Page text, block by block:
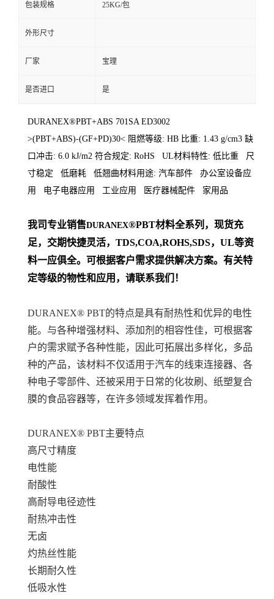
包装规格 25KG/包
外形尺寸
厂家 宝理
是否进口 是
DURANEX®PBT+ABS 701SA ED3002
>(PBT+ABS)-(GF+PD)30< 阻燃等级: HB 比重: 1.43 g/cm3 缺
口冲击: 6.0 kJ/m2 符合规定: RoHS UL材料特性: 低比重 尺
寸稳定 低磨耗 低翘曲材料用途: 汽车部件 办公室设备应
用 电子电器应用 工业应用 医疗器械配件 家用品
我司专业销售DURANEX®PBT材料全系列 ，现货充
足，交期快捷灵活，TDS,COA,ROHS,SDS，UL等资
料一应俱全。可根据客户需求提供解决方案。 有关特
定等级的物性和应用，请联系我们！
DURANEX® PBT的特点是具有耐热性和优异的电性
能。与各种增强材料、添加剂的相容性佳，可根据客
户的需求赋予各种性能，因此可拓展出多样化，多品
种的产品，该材料不仅适用于汽车的线束连接器、各
种电子零部件、还被采用于日常的化妆刷、纸塑复合
膜的食品容器等，在许多领域发挥着作用。
DURANEX® PBT主要特点
高尺寸精度
电性能
耐酸性
高耐导电径迹性
耐热冲击性
无卤
灼热丝性能
长期耐久性
低吸水性